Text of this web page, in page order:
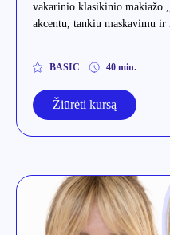
vakarinio klasikinio makiažo
akcentu, tankiu maskavimu
BASIC 40 min.
Žiūrėti kursą